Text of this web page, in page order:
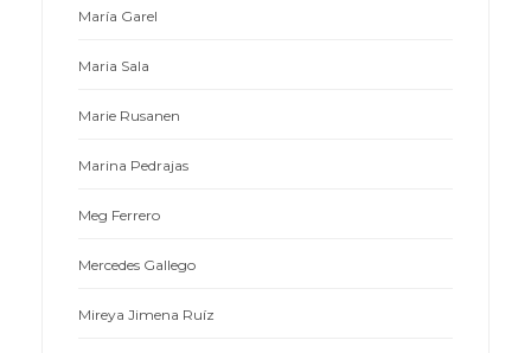
María Garel
Maria Sala
Marie Rusanen
Marina Pedrajas
Meg Ferrero
Mercedes Gallego
Mireya Jimena Ruíz